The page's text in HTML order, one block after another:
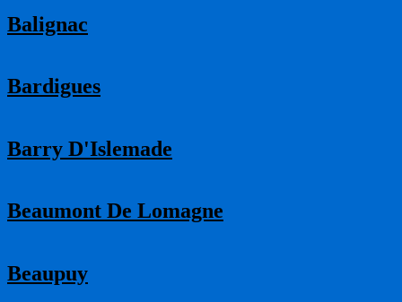
Balignac
Bardigues
Barry D'Islemade
Beaumont De Lomagne
Beaupuy